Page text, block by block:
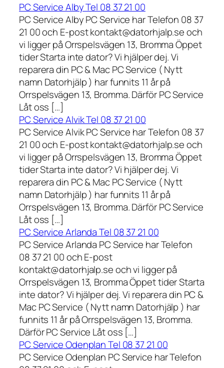
PC Service Alby Tel 08 37 21 00
PC Service Alby PC Service har Telefon 08 37
21 00 och E-post kontakt@datorhjalp.se och
vi ligger på Orrspelsvägen 13, Bromma Öppet
tider Starta inte dator? Vi hjälper dej. Vi
reparera din PC & Mac PC Service ( Nytt
namn Datorhjälp ) har funnits 11 år på
Orrspelsvägen 13, Bromma. Därför PC Service
Låt oss […]
PC Service Alvik Tel 08 37 21 00
PC Service Alvik PC Service har Telefon 08 37
21 00 och E-post kontakt@datorhjalp.se och
vi ligger på Orrspelsvägen 13, Bromma Öppet
tider Starta inte dator? Vi hjälper dej. Vi
reparera din PC & Mac PC Service ( Nytt
namn Datorhjälp ) har funnits 11 år på
Orrspelsvägen 13, Bromma. Därför PC Service
Låt oss […]
PC Service Arlanda Tel 08 37 21 00
PC Service Arlanda PC Service har Telefon
08 37 21 00 och E-post
kontakt@datorhjalp.se och vi ligger på
Orrspelsvägen 13, Bromma Öppet tider Starta
inte dator? Vi hjälper dej. Vi reparera din PC &
Mac PC Service ( Nytt namn Datorhjälp ) har
funnits 11 år på Orrspelsvägen 13, Bromma.
Därför PC Service Låt oss […]
PC Service Odenplan Tel 08 37 21 00
PC Service Odenplan PC Service har Telefon